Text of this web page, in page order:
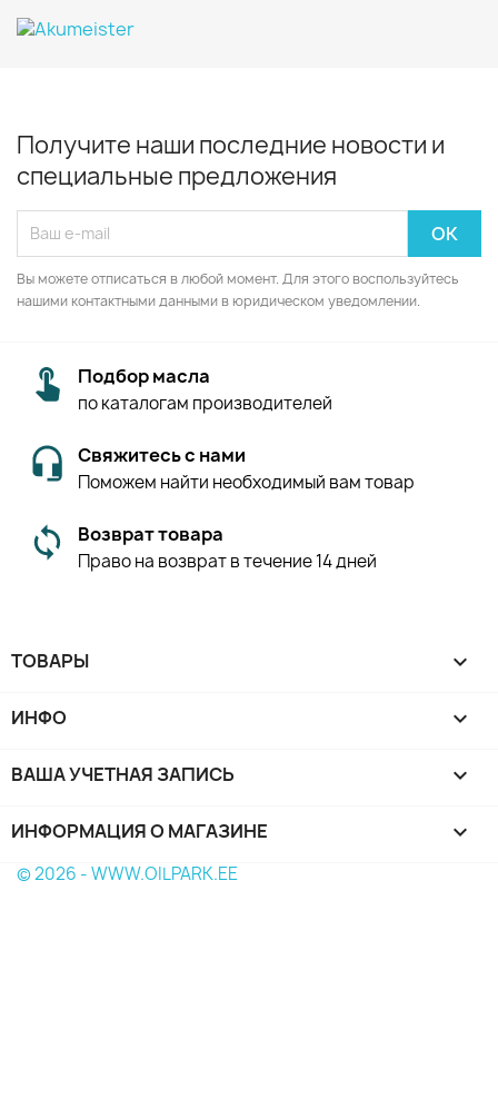
Получите наши последние новости и
специальные предложения
Вы можете отписаться в любой момент. Для этого воспользуйтесь
нашими контактными данными в юридическом уведомлении.
Подбор масла
по каталогам производителей
Свяжитесь с нами
Поможем найти необходимый вам товар
Возврат товара
Право на возврат в течение 14 дней
ТОВАРЫ 
ИНФО 
ВАША УЧЕТНАЯ ЗАПИСЬ 
ИНФОРМАЦИЯ О МАГАЗИНЕ keyboard_arrow_down
© 2026 - WWW.OILPARK.EE